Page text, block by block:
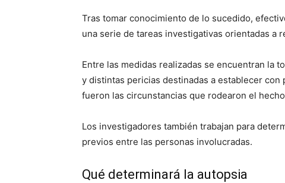
Tras tomar conocimiento de lo sucedido,
una serie de tareas investigativas orientadas a
Entre las medidas realizadas se encuentran la
y distintas pericias destinadas a establecer
fueron las circunstancias que rodearon el
Los investigadores también trabajan para
previos entre las personas involucradas.
Qué determinará la autopsia